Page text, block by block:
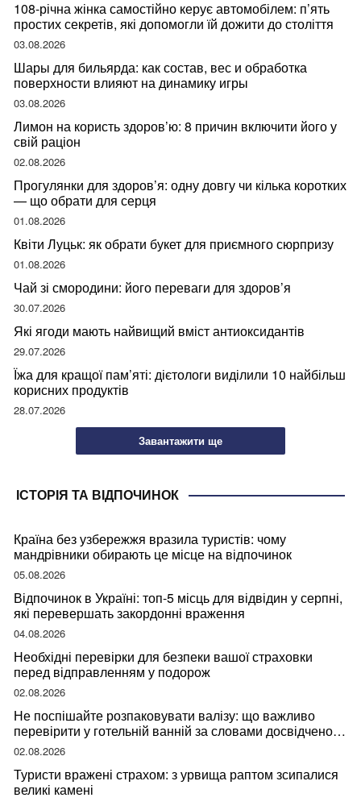
108-річна жінка самостійно керує автомобілем: п’ять
простих секретів, які допомогли їй дожити до століття
03.08.2026
Шары для бильярда: как состав, вес и обработка
поверхности влияют на динамику игры
03.08.2026
Лимон на користь здоров’ю: 8 причин включити його у
свій раціон
02.08.2026
Прогулянки для здоров’я: одну довгу чи кілька коротких
— що обрати для серця
01.08.2026
Квіти Луцьк: як обрати букет для приємного сюрпризу
01.08.2026
Чай зі смородини: його переваги для здоров’я
30.07.2026
Які ягоди мають найвищий вміст антиоксидантів
29.07.2026
Їжа для кращої пам’яті: дієтологи виділили 10 найбільш
корисних продуктів
28.07.2026
Завантажити ще
ІСТОРІЯ ТА ВІДПОЧИНОК
Країна без узбережжя вразила туристів: чому
мандрівники обирають це місце на відпочинок
05.08.2026
Відпочинок в Україні: топ-5 місць для відвідин у серпні,
які перевершать закордонні враження
04.08.2026
Необхідні перевірки для безпеки вашої страховки
перед відправленням у подорож
02.08.2026
Не поспішайте розпаковувати валізу: що важливо
перевірити у готельній ванній за словами досвідченої
мандрівниці
02.08.2026
Туристи вражені страхом: з урвища раптом зсипалися
великі камені